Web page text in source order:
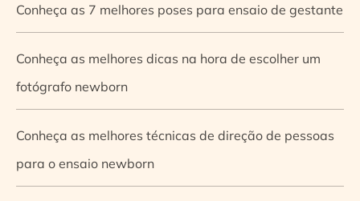
Conheça as 7 melhores poses para ensaio de gestante
Conheça as melhores dicas na hora de escolher um
fotógrafo newborn
Conheça as melhores técnicas de direção de pessoas
para o ensaio newborn